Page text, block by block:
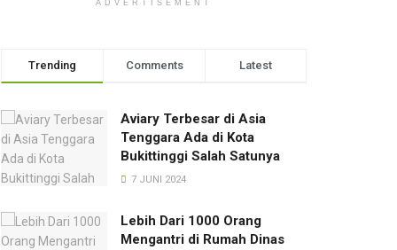
ADVERTISEMENT
Trending Comments Latest
Aviary Terbesar di Asia
Tenggara Ada di Kota
Bukittinggi Salah Satunya
7 JUNI 2024
Lebih Dari 1000 Orang
Mengantri di Rumah Dinas